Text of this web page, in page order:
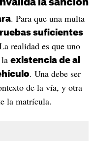
la sanción
. Para que una multa
suficientes
realidad es que uno
existencia de al
. Una debe ser
de la vía, y otra
la matrícula.